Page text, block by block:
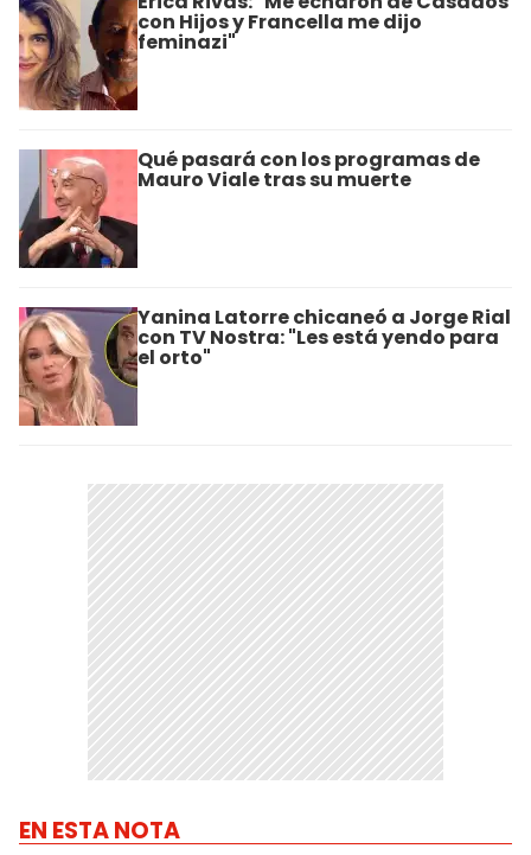
con Hijos y Francella me dijo
feminazi"
Qué pasará con los programas de
Mauro Viale tras su muerte
Yanina Latorre chicaneó a Jorge Rial
con TV Nostra: "Les está yendo para
el orto"
EN ESTA NOTA